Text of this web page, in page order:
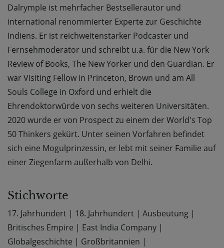
Dalrymple ist mehrfacher Bestsellerautor und
international renommierter Experte zur Geschichte
Indiens. Er ist reichweitenstarker Podcaster und
Fernsehmoderator und schreibt u.a. für die New York
Review of Books, The New Yorker und den Guardian. Er
war Visiting Fellow in Princeton, Brown und am All
Souls College in Oxford und erhielt die
Ehrendoktorwürde von sechs weiteren Universitäten.
2020 wurde er von Prospect zu einem der World's Top
50 Thinkers gekürt. Unter seinen Vorfahren befindet
sich eine Mogulprinzessin, er lebt mit seiner Familie auf
einer Ziegenfarm außerhalb von Delhi.
Stichworte
17. Jahrhundert | 18. Jahrhundert | Ausbeutung |
Britisches Empire | East India Company |
Globalgeschichte | Großbritannien |